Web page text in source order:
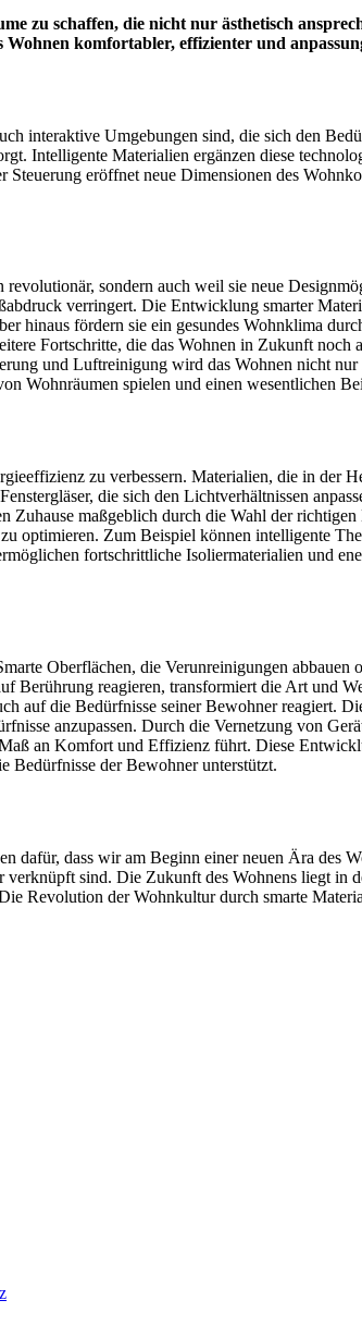
zu schaffen, die nicht nur ästhetisch
komfortabler, effizienter und
interaktive Umgebungen sind, die sich den
Intelligente Materialien ergänzen diese
eröffnet neue Dimensionen des
sondern auch weil sie neue
verringert. Die Entwicklung smarter
fördern sie ein gesundes Wohnklima
Fortschritte, die das Wohnen in Zukunft noch
und Luftreinigung wird das Wohnen nicht
Wohnräumen spielen und einen wesentlichen
zu verbessern. Materialien, die in der
die sich den Lichtverhältnissen
Zuhause maßgeblich durch die Wahl der
optimieren. Zum Beispiel können intelligente
fortschrittliche Isoliermaterialien und
Oberflächen, die Verunreinigungen
reagieren, transformiert die Art und
auf die Bedürfnisse seiner Bewohner reagiert.
anzupassen. Durch die Vernetzung von
an Komfort und Effizienz führt. Diese
Bedürfnisse der Bewohner unterstützt.
dass wir am Beginn einer neuen Ära des
sind. Die Zukunft des Wohnens liegt in
Revolution der Wohnkultur durch smarte